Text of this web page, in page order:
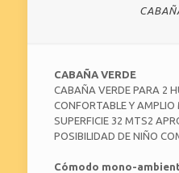
CABAÑA VERDE
CABAÑA VERDE PARA 2
CONFORTABLE Y
SUPERFICIE 32 MTS2
POSIBILIDAD DE NIÑO
Cómodo mono-